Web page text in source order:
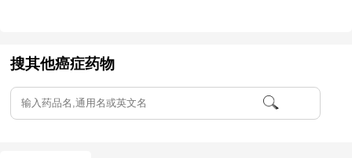
搜其他癌症药物